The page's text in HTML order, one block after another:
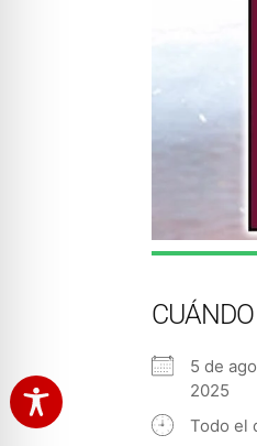
CUÁNDO
5 de
2025
Todo el